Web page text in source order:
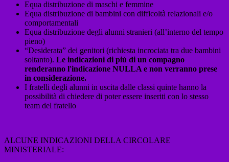
Equa distribuzione di maschi e femmine
Equa distribuzione di bambini con difficoltà relazionali e/o
comportamentali
Equa distribuzione degli alunni stranieri (all’interno del tempo
pieno)
“Desiderata” dei genitori (richiesta incrociata tra due bambini
soltanto). Le indicazioni di più di un compagno
renderanno l'indicazione NULLA e non verranno prese
in considerazione.
I fratelli degli alunni in uscita dalle classi quinte hanno la
possibilità di chiedere di poter essere inseriti con lo stesso
team del fratello
ALCUNE INDICAZIONI DELLA CIRCOLARE
MINISTERIALE: